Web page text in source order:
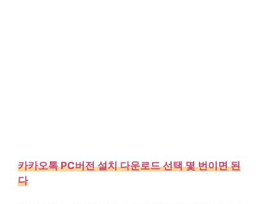
카카오톡 PC버전 설치 다운로드 선택 몇 번이면 된
다